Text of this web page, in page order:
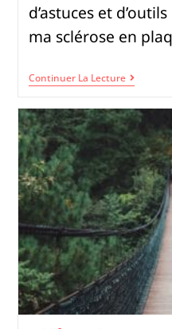
d’astuces et
ma sclérose en
Continuer La Lecture